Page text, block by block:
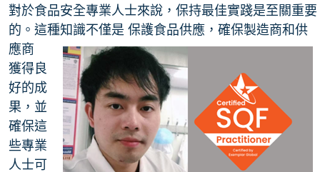
對於食品安全專業人士來說，保持最佳實踐是至關重要
的。這種知識不僅是 保護食品供應，確保製造商和供
應商
獲得良
好的成
果，並
確保這
些專業
人士可